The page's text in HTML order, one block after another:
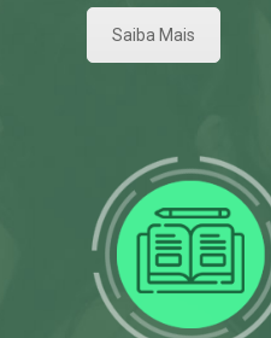
Saiba Mais